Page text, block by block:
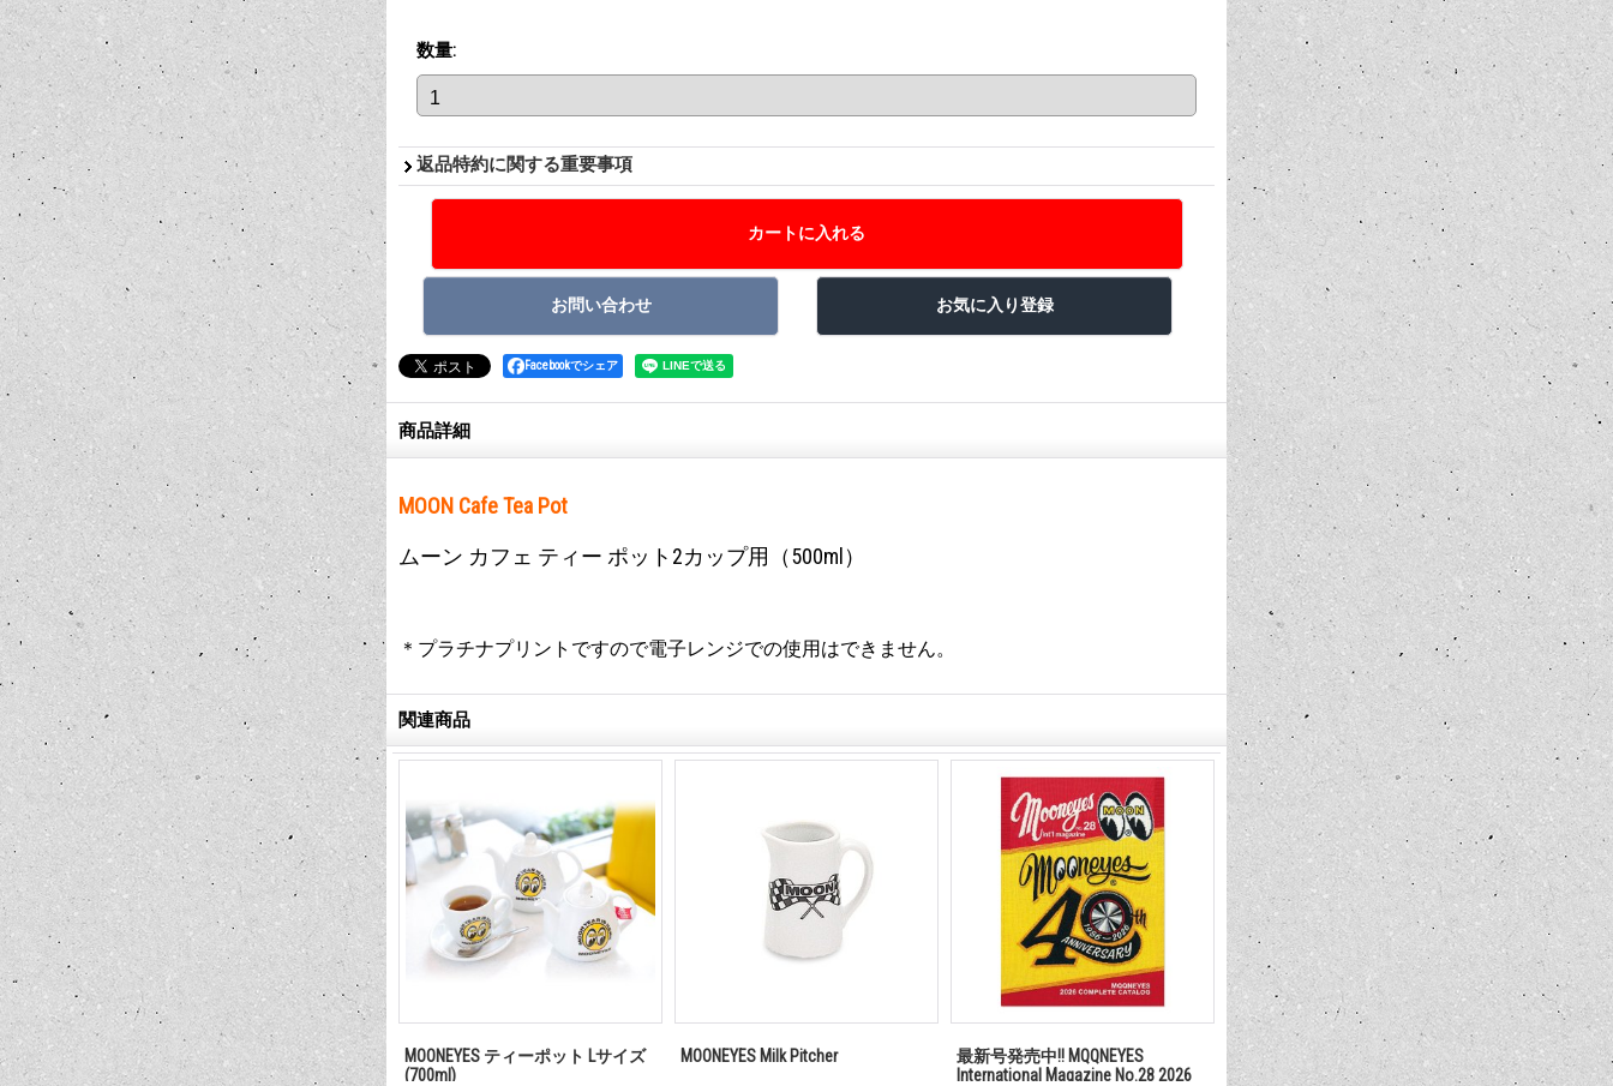
数量:
返品特約に関する重要事項
Facebookでシェア
商品詳細
MOON Cafe Tea Pot
ムーン カフェ ティー ポット2カップ用（500ml）
＊プラチナプリントですので電子レンジでの使用はできません。
関連商品
プ MOONEYES ティーポット (500ml)
MOONEYES ティーポット Lサイズ
(700ml)
MOONEYES Milk Pitcher
最新号発売中!! MQQNEYES
International Magazine No.28 2026